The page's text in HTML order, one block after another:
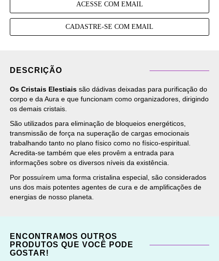
ACESSE COM EMAIL
CADASTRE-SE COM EMAIL
DESCRIÇÃO
Os Cristais Elestiais são dádivas deixadas para purificação do
corpo e da Aura e que funcionam como organizadores, dirigindo
os demais cristais.
São utilizados para eliminação de bloqueios energéticos,
transmissão de força na superação de cargas emocionais
trabalhando tanto no plano físico como no físico-espiritual.
Acredita-se também que eles provêm a entrada para
informações sobre os diversos níveis da existência.
Por possuírem uma forma cristalina especial, são considerados
uns dos mais potentes agentes de cura e de amplificações de
energias de nosso planeta.
ENCONTRAMOS OUTROS
PRODUTOS QUE VOCÊ PODE
GOSTAR!